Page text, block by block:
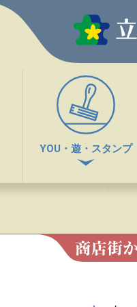
YOU・遊・スタンプ